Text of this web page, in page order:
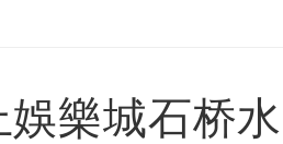
娛樂城石桥